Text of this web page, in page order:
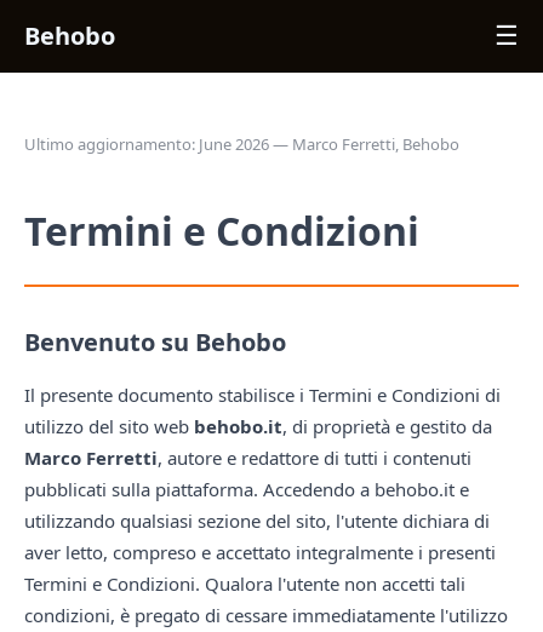
Behobo ☰
Ultimo aggiornamento: June 2026 — Marco Ferretti, Behobo
Termini e Condizioni
Benvenuto su Behobo
Il presente documento stabilisce i Termini e Condizioni di
utilizzo del sito web behobo.it, di proprietà e gestito da
Marco Ferretti, autore e redattore di tutti i contenuti
pubblicati sulla piattaforma. Accedendo a behobo.it e
utilizzando qualsiasi sezione del sito, l'utente dichiara di
aver letto, compreso e accettato integralmente i presenti
Termini e Condizioni. Qualora l'utente non accetti tali
condizioni, è pregato di cessare immediatamente l'utilizzo